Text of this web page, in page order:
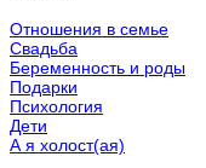
Отношения в семье
Свадьба
Беременность и роды
Подарки
Психология
Дети
А я холост(ая)